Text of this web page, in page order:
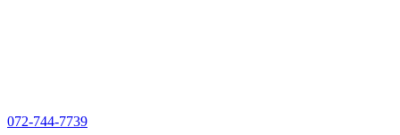
072-744-7739